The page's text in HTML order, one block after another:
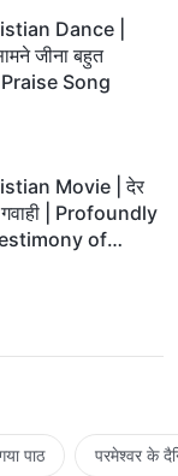
Dance |
जीना बहुत
Song
Movie | देर
गवाही | Profoundly
of
पाठ परमेश्वर के